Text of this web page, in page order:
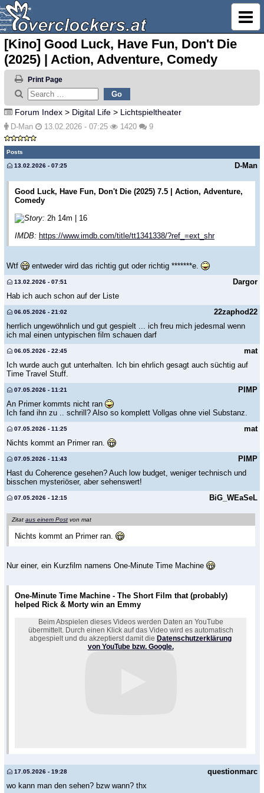
[Kino] Good Luck, Have Fun, Don't Die
(2025) | Action, Adventure, Comedy
Print Page
Forum Index > Digital Life > Lichtspieltheater
D-Man 13.02.2026 - 07:25 1420 9
Posts
D-Man
13.02.2026 - 07:25
Good Luck, Have Fun, Don't Die (2025) 7.5 | Action, Adventure,
Comedy
Story: 2h 14m | 16
IMDB: https://www.imdb.com/title/tt1341338/?ref_=ext_shr
Wtf
entweder wird das richtig gut oder richtig *******e.
Dargor
13.02.2026 - 07:51
Hab ich auch schon auf der Liste
22zaphod22
06.05.2026 - 21:02
herrlich ungewöhnlich und gut gespielt ... ich freu mich jedesmal wenn
ich mal einen untypischen film schauen darf
mat
06.05.2026 - 22:45
Ich wurde auch gut unterhalten. Ich bin ehrlich gesagt auch süchtig auf
Time Travel Stuff.
PIMP
07.05.2026 - 11:21
An Primer kommts nicht ran
Ich fand ihn zu .. schrill? Also so komplett Vollgas ohne viel Substanz.
mat
07.05.2026 - 11:25
Nichts kommt an Primer ran.
PIMP
07.05.2026 - 11:43
Hast du Coherence gesehen? Auch low budget, weniger technisch und
bisschen mysteriöser, aber sehenswert!
BiG_WEaSeL
07.05.2026 - 12:15
Zitat aus einem Post von mat
Nichts kommt an Primer ran.
Nur einer, ein Kurzfilm namens One-Minute Time Machine
One-Minute Time Machine - The Short Film that (probably)
helped Rick & Morty win an Emmy
Beim Abspielen dieses Videos werden Daten an YouTube
übermittelt. Durch einen Klick auf das Video wird es automatisch
abgespielt und du akzeptierst damit die Datenschutzerklärung
von YouTube bzw. Google.
questionmarc
17.05.2026 - 19:28
wo kann man den sehen? bzw wann? thx